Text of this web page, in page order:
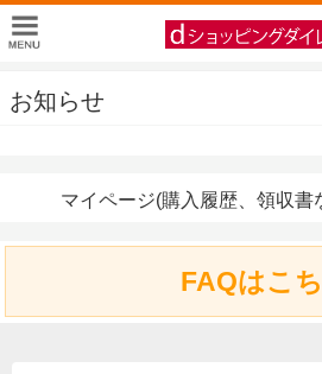
お知らせ
マイページ(購入履歴、領収書
FAQはこ